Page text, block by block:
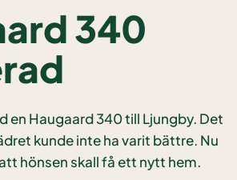
340
en Haugaard 340 till Ljungby. Det
kunde inte ha varit bättre. Nu
hönsen skall få ett nytt hem.